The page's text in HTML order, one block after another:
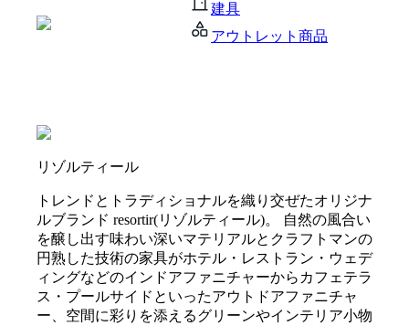
建具
アウトレット商品
リゾルティール
トレンドとトラディショナルを織り交ぜたオリジナ
ルブランド resortir(リゾルティール)。 自然の風合い
を醸し出す味わい深いマテリアルとクラフトマンの
円熟した技術の家具がホテル・レストラン・ウェデ
ィングなどのインドアファニチャーからカフェテラ
ス・プールサイドといったアウトドアファニチャ
ー、空間に彩りを添えるグリーンやインテリア小物